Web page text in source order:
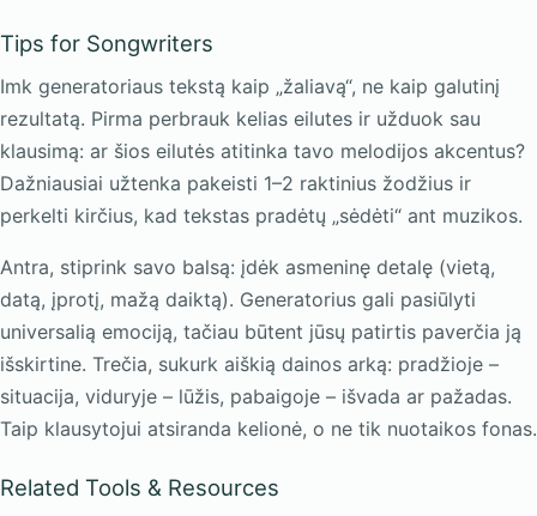
Tips for Songwriters
Imk generatoriaus tekstą kaip „žaliavą“, ne kaip galutinį
rezultatą. Pirma perbrauk kelias eilutes ir užduok sau
klausimą: ar šios eilutės atitinka tavo melodijos akcentus?
Dažniausiai užtenka pakeisti 1–2 raktinius žodžius ir
perkelti kirčius, kad tekstas pradėtų „sėdėti“ ant muzikos.
Antra, stiprink savo balsą: įdėk asmeninę detalę (vietą,
datą, įprotį, mažą daiktą). Generatorius gali pasiūlyti
universalią emociją, tačiau būtent jūsų patirtis paverčia ją
išskirtine. Trečia, sukurk aiškią dainos arką: pradžioje –
situacija, viduryje – lūžis, pabaigoje – išvada ar pažadas.
Taip klausytojui atsiranda kelionė, o ne tik nuotaikos fonas.
Related Tools & Resources